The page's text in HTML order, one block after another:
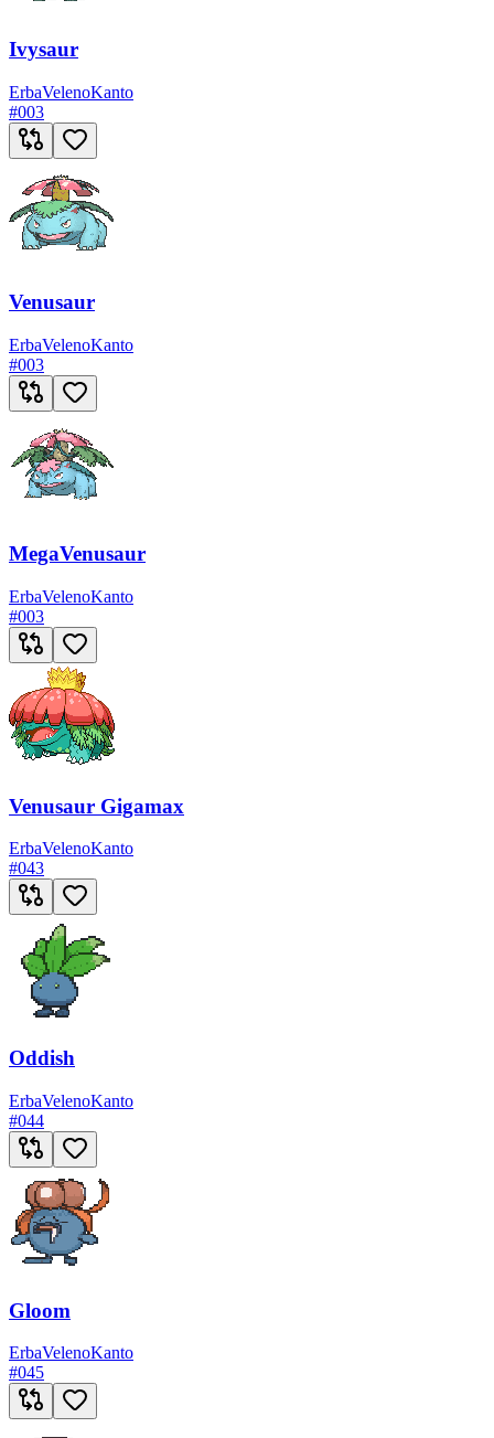
Ivysaur
ErbaVelenoKanto
#003
Venusaur
ErbaVelenoKanto
#003
MegaVenusaur
ErbaVelenoKanto
#003
Venusaur Gigamax
ErbaVelenoKanto
#043
Oddish
ErbaVelenoKanto
#044
Gloom
ErbaVelenoKanto
#045